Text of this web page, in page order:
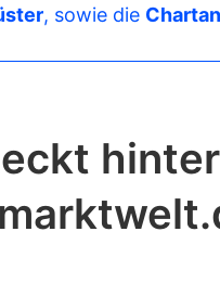
, sowie die
hinter